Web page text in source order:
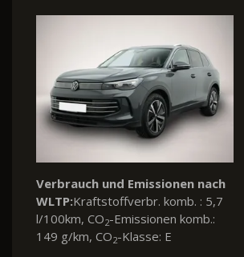
Verbrauch und Emissionen nach
WLTP:Kraftstoffverbr. komb. : 5,8
l/100km, CO2-Emissionen komb.:
152 g/km, CO2-Klasse: E